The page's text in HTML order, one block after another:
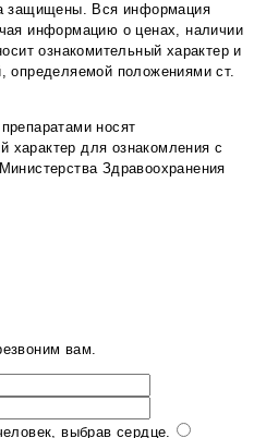
защищены. Вся информация
информацию о ценах, наличии
ознакомительный характер и
определяемой положениями ст.
носят
характер для ознакомления с
Здравоохранения
вам.
выбрав сердце.